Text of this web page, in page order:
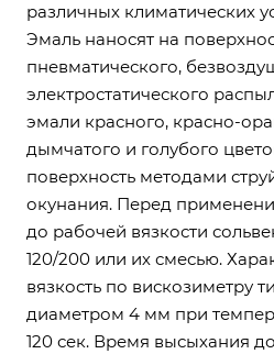
различных климатических
Эмаль наносят на
пневматического,
электростатического
эмали красного, красно-
дымчатого и голубого
поверхность методами
окунания. Перед
до рабочей вязкости
120/200 или их смесью.
вязкость по вискозиметру
диаметром 4 мм при
120 сек. Время высыхания